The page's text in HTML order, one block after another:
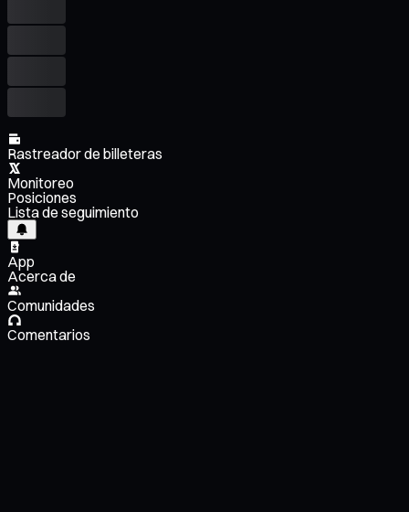
Rastreador de billeteras
Monitoreo
Posiciones
Lista de seguimiento
App
Acerca de
Comunidades
Comentarios